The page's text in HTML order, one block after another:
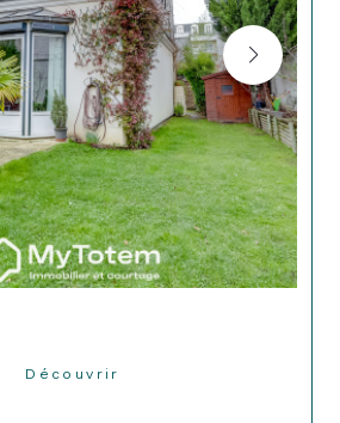
Découvrir